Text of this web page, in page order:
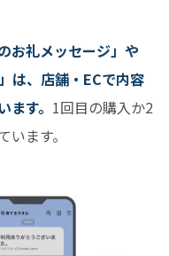
お礼メッセージ」や
は、店舗・ECで内容
す。 1回目の購入か2
ます。